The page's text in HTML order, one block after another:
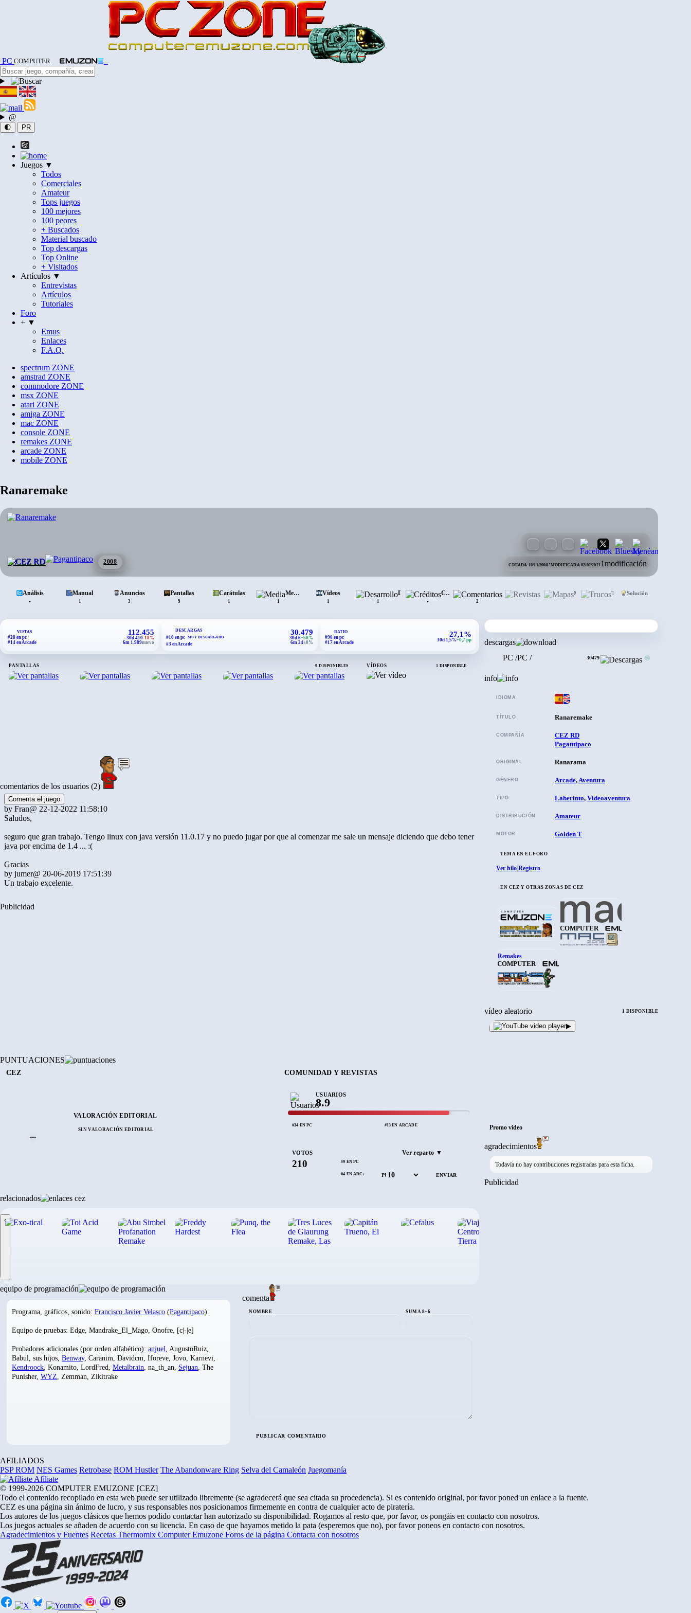
PC COMPUTER
@
🌓 PR
Juegos ▼
Todos
Comerciales
Amateur
Tops juegos
100 mejores
100 peores
+ Buscados
Material buscado
Top descargas
Top Online
+ Visitados
Artículos ▼
Entrevistas
Artículos
Tutoriales
Foro
+ ▼
Emus
Enlaces
F.A.Q.
spectrum ZONE
amstrad ZONE
commodore ZONE
msx ZONE
atari ZONE
amiga ZONE
mac ZONE
console ZONE
remakes ZONE
arcade ZONE
mobile ZONE
Ranaremake
2008 CREADA 10/11/2008·MODIFICADA 02/02/20211modificación
Análisis
•
Manual
1
Anuncios
3
Pantallas
9
Carátulas
1
Media
1
Vídeos
1
Desarrollo
1
Créditos
•
Comentarios
2
Revistas Mapas Solución
descargas
PC /PC / 30479
info
IDIOMA
TÍTULO Ranaremake
COMPAÑÍA
CEZ RD
Pagantipaco
ORIGINAL Ranarama
GÉNERO Arcade,Aventura
TIPO Laberinto, Videoaventura
DISTRIBUCIÓN Amateur
MOTOR Golden T
TEMA EN EL FORO
Ver hilo Registro
EN CEZ Y OTRAS ZONAS DE CEZ
COMPUTER
COMPUTER
Remakes
COMPUTER
vídeo aleatorio 1 DISPONIBLE
▶
Promo video
agradecimientos
Todavía no hay contribuciones registradas para esta ficha.
Publicidad
VISTAS
#28 en pc
#14 en Arcade
112.455
30d 410-18%
6m 1.989nuevo
DESCARGAS
#10 en pc
MUY DESCARGADO
#3 en Arcade
30.479
30d 6+50%
6m 24±0%
RATIO
#90 en pc
#17 en Arcade
27,1%
30d 1,5%+0,7 pp
PANTALLAS 9 DISPONIBLES
›
VÍDEOS 1 DISPONIBLE
comentarios de los usuarios (2)
Comenta el juego
by Fran@ 22-12-2022 11:58:10
Saludos,
seguro que gran trabajo. Tengo linux con java versión 11.0.17 y no puedo jugar por que al comenzar me sale un mensaje diciendo que debo tener
java por encima de 1.4 ... :(
Gracias
by jumer@ 20-06-2019 17:51:39
Un trabajo excelente.
Publicidad
PUNTUACIONES
CEZ
–
VALORACIÓN EDITORIAL
SIN VALORACIÓN EDITORIAL
COMUNIDAD Y REVISTAS
USUARIOS
8.9
#34 EN PC #13 EN ARCADE
VOTOS
210 #9 EN PC
#4 EN ARCADE
Ver reparto ▼
PUNTÚA
relacionados
‹
equipo de programación
Programa, gráficos, sonido: Francisco Javier Velasco (Pagantipaco).
Equipo de pruebas: Edge, Mandrake_El_Mago, Onofre, [c|-|e]
Probadores adicionales (por orden alfabético): anjuel, AugustoRuiz,
Babul, sus hijos, Benway, Caranim, Davidcm, Iforeve, Jovo, Karnevi,
Kendroock, Konamito, LordFred, Metalbrain, na_th_an, Sejuan, The
Punisher, WYZ, Zemman, Zikitrake
comenta
NOMBRE SUMA 8+6
AFILIADOS
PSP ROM NES Games Retrobase ROM Hustler The Abandonware Ring Selva del Camaleón Juegomanía
Afíliate
© 1999-2026 COMPUTER EMUZONE [CEZ]
Todo el contenido recopilado en esta web puede ser utilizado libremente (se agradecerá que sea citada su procedencia). Si es contenido original, por favor poned un enlace a la fuente.
CEZ es una página sin ánimo de lucro, y sus responsables nos posicionamos firmemente en contra de cualquier acto de piratería.
Los autores de los juegos clásicos que hemos podido contactar han autorizado su disponibilidad. Rogamos al resto que, por favor, os pongáis en contacto con nosotros.
Los juegos actuales se añaden de acuerdo con su licencia. En caso de que hayamos metido la pata (esperemos que no), por favor poneos en contacto con nosotros.
Agradecimientos y Fuentes Recetas Thermomix Computer Emuzone Foros de la página Contacta con nosotros